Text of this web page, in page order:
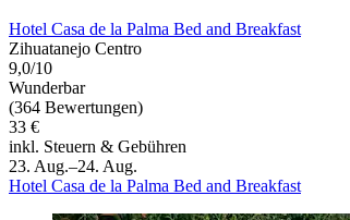
Hotel Casa de la Palma Bed and Breakfast
Zihuatanejo Centro
9,0/10
Wunderbar
(364 Bewertungen)
33 €
inkl. Steuern & Gebühren
23. Aug.–24. Aug.
Hotel Casa de la Palma Bed and Breakfast